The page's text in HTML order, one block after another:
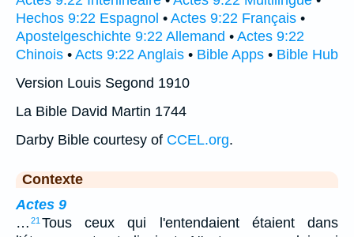
Hechos 9:22 Espagnol • Actes 9:22 Français •
Apostelgeschichte 9:22 Allemand • Actes 9:22
Chinois • Acts 9:22 Anglais • Bible Apps • Bible Hub
Version Louis Segond 1910
La Bible David Martin 1744
Darby Bible courtesy of CCEL.org.
Contexte
Actes 9
… 21 Tous ceux qui l'entendaient étaient dans